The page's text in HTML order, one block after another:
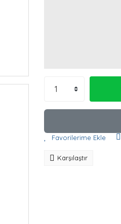
Karşılaştır